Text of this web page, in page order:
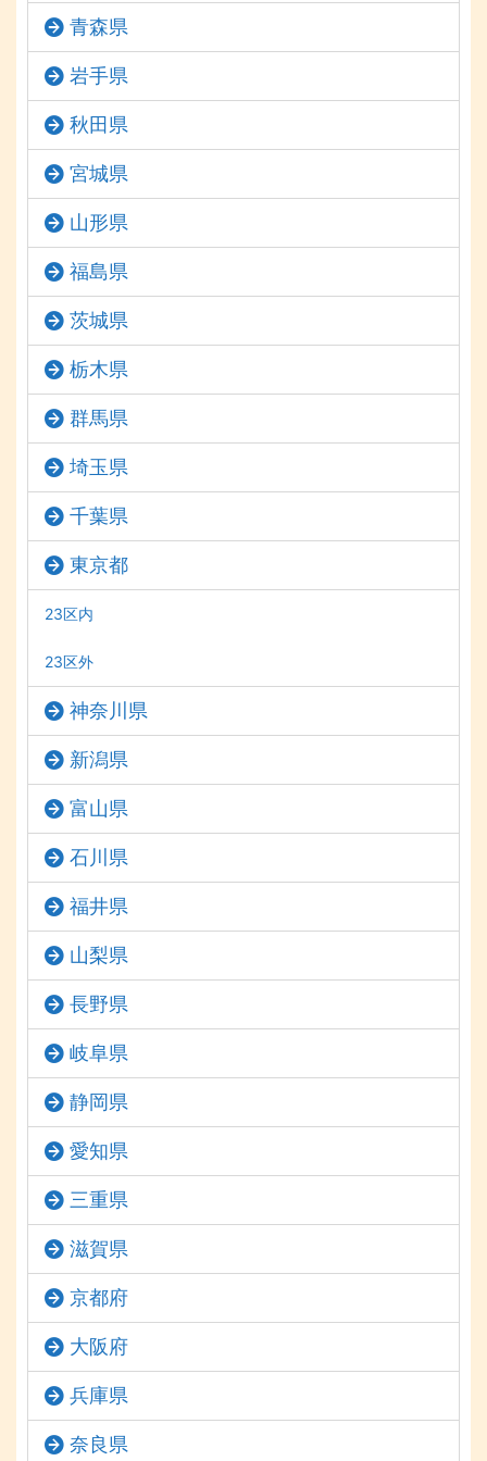
青森県
岩手県
秋田県
宮城県
山形県
福島県
茨城県
栃木県
群馬県
埼玉県
千葉県
東京都
23区内
23区外
神奈川県
新潟県
富山県
石川県
福井県
山梨県
長野県
岐阜県
静岡県
愛知県
三重県
滋賀県
京都府
大阪府
兵庫県
奈良県